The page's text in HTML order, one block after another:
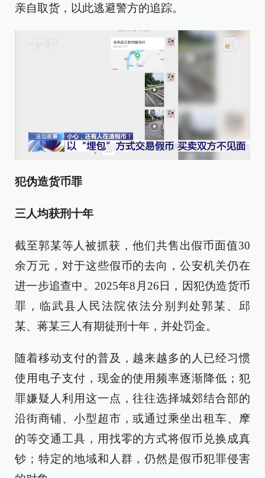
亲自取货，以此逃避警方的追踪。
犯伪造货币罪
三人均获刑十年
截至郭某等人被抓获，他们共售出假币面值30
余万元，对于这些假币的去向，公安机关仍在
进一步追查中。2025年8月26日，因犯伪造货币
罪，临武县人民法院依法分别判处郭某、邱
某、蒋某三人有期徒刑十年，并处罚金。
随着移动支付的普及，越来越多的人已经习惯
使用电子支付，现金的使用频率逐渐降低；犯
罪嫌疑人利用这一点，往往选择城郊结合部的
沿街商铺、小型超市，或通过乘坐出租车、摩
的等交通工具，用找零的方式将假币兑换成真
钞；特定的地域和人群，仍然是假币犯罪侵害